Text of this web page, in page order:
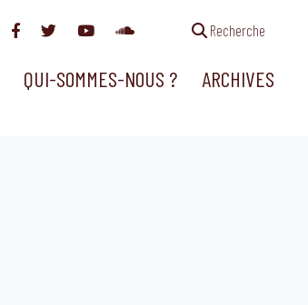
Recherche
QUI-SOMMES-NOUS ? ARCHIVES